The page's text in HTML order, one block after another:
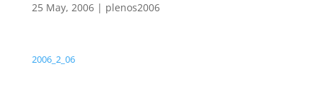
25 May, 2006| plenos2006
2006_2_06